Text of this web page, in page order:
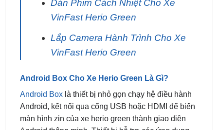
Lắp Camera Hành Trình Cho Xe
Android Box Cho Xe Herio Green Là Gì?
Android, kết nối qua cổng USB hoặc HDMI để biến
màn hình zin của xe herio green thành giao diện
Android thông minh. Thiết bị hỗ trợ các ứng dụng
giải trí (YouTube, Netflix, Spotify), dẫn đường